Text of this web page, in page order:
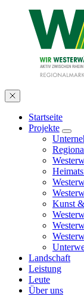
Startseite
Projekte
Kunst
Landschaft
Leistung
Leute
Über uns